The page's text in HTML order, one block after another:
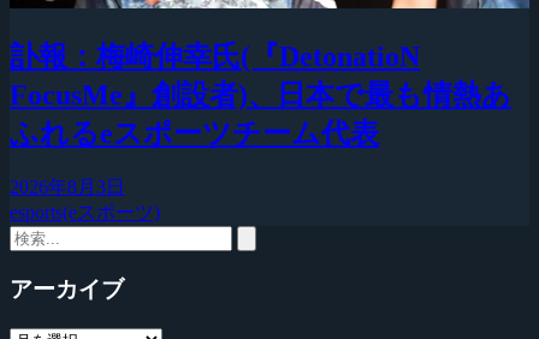
訃報：梅崎伸幸氏(『DetonatioN
FocusMe』創設者)、日本で最も情熱あ
ふれるeスポーツチーム代表
2026年8月3日
esports(eスポーツ)
アーカイブ